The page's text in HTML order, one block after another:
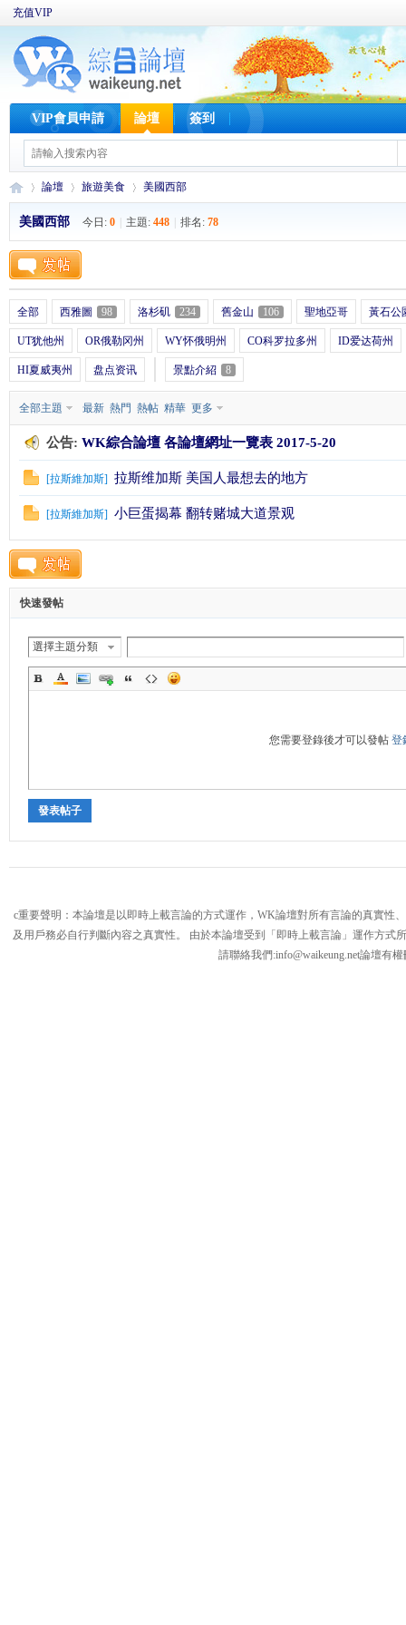
充值VIP
VIP會員申請 論壇 簽到
W
論壇
›
旅遊美食 美國西部
美國西部 今日: 0 主題: 448 排名: 78
全部 西雅圖 98 洛杉矶 234 舊金山 106 聖地亞哥 黃石公
UT犹他州 OR俄勒冈州 WY怀俄明州 CO科罗拉多州 ID爱达荷州
HI夏威夷州 盘点资讯 景點介紹 8
全部主題 最新 熱門 熱帖 精華 更多
公告: WK綜合論壇 各論壇網址一覽表 2017-5-20
[拉斯維加斯] 拉斯维加斯 美国人最想去的地方
[拉斯維加斯] 小巨蛋揭幕 翻转赌城大道景观
快速發帖
選擇主題分類
您需要登錄後才可以發帖登
發表帖子
c重要聲明：本論壇是以即時上載言論的方式運作，WK論壇對所有言論的真實
及用戶務必自行判斷內容之真實性。 由於本論壇受到「即時上載言論」運作方
請聯絡我們:info@waikeung.net論壇有